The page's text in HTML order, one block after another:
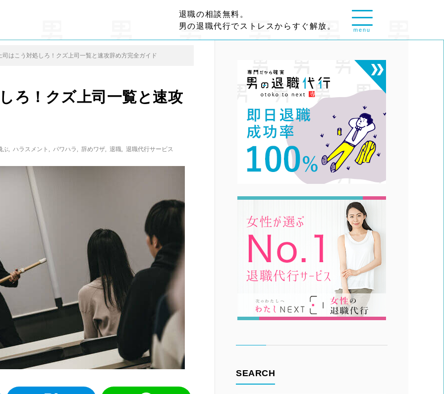
退職の相談無料。
男の退職代行でストレスからすぐ解放。
menu
司はこう対処しろ！クズ上司一覧と速攻辞め方完全ガイド
ろ！クズ上司一覧と速攻
ぶ ハラスメント パワハラ 辞めワザ 退職 退職代行サービス
SEARCH